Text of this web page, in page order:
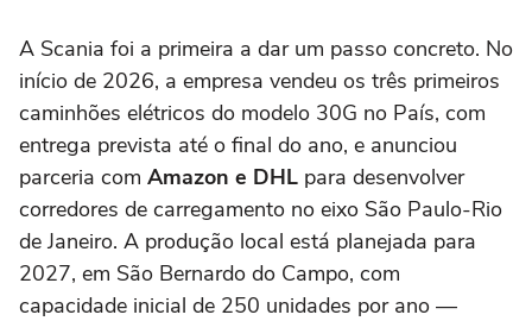
A Scania foi a primeira a dar um passo concreto. No
início de 2026, a empresa vendeu os três primeiros
caminhões elétricos do modelo 30G no País, com
entrega prevista até o final do ano, e anunciou
parceria com Amazon e DHL para desenvolver
corredores de carregamento no eixo São Paulo-Rio
de Janeiro. A produção local está planejada para
2027, em São Bernardo do Campo, com
capacidade inicial de 250 unidades por ano —